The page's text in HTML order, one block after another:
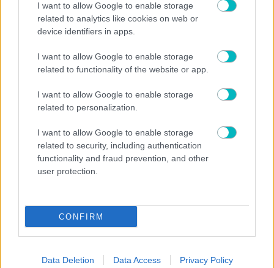
I want to allow Google to enable storage
related to analytics like cookies on web or
device identifiers in apps.
I want to allow Google to enable storage
related to functionality of the website or app.
I want to allow Google to enable storage
related to personalization.
I want to allow Google to enable storage
related to security, including authentication
functionality and fraud prevention, and other
user protection.
CONFIRM
Data Deletion Data Access Privacy Policy
Πριμ 200.000 ευρώ στην Εθνική ομάδα πόλο από τον
Αλαφούζο για το χρυσό μετάλλιο